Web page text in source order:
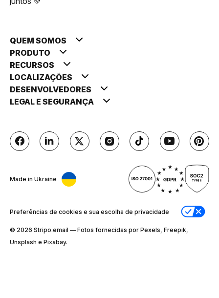
QUEM SOMOS
PRODUTO
RECURSOS
LOCALIZAÇÕES
DESENVOLVEDORES
LEGAL E SEGURANÇA
Made in Ukraine
Preferências de cookies e sua escolha de privacidade
© 2026 Stripо.email — Fotos fornecidas por Pexels, Freepik,
Unsplash e Pixabay.